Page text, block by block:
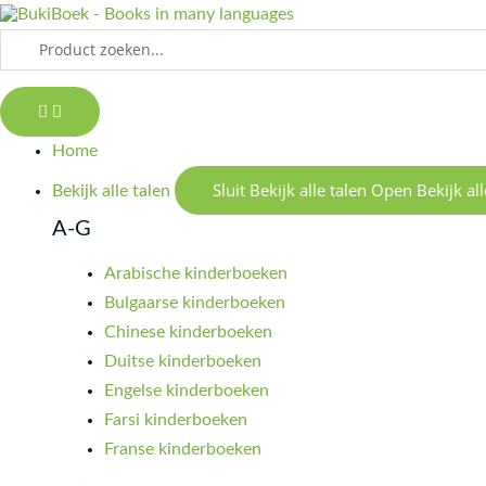
Doorgaan
naar
inhoud
Search
...
Home
Bekijk alle talen Sluit Bekijk alle talen Open Bekijk
A-G
Arabische kinderboeken
Bulgaarse kinderboeken
Chinese kinderboeken
Duitse kinderboeken
Engelse kinderboeken
Farsi kinderboeken
Franse kinderboeken
LAPPA
-
zwykły
dzień
gewone